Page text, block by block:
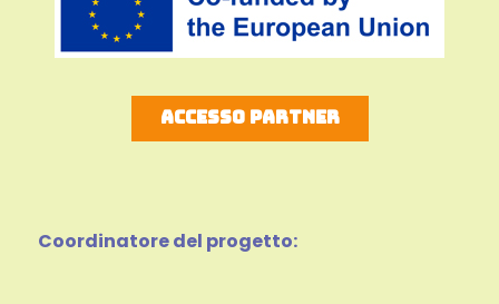
Accesso Partner
Coordinatore del progetto: